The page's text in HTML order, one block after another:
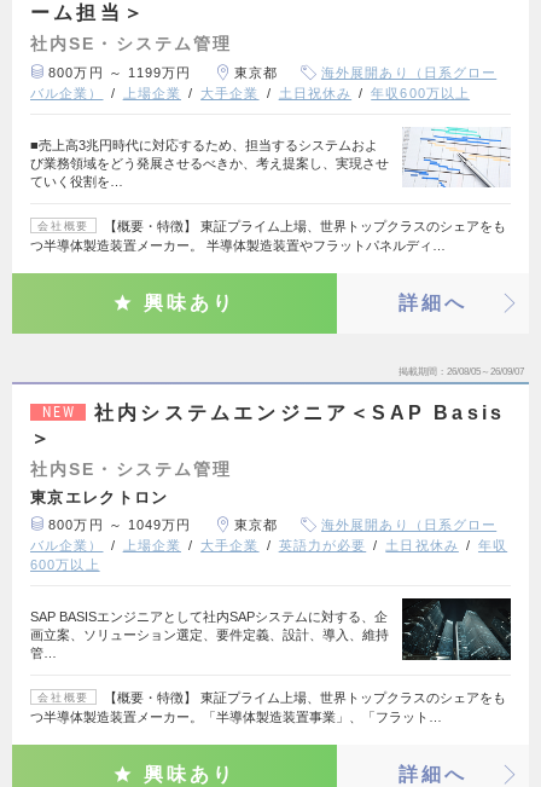
ーム担当＞
社内SE・システム管理
800万円 ～ 1199万円 東京都
海外展開あり（日系グロー
バル企業）
上場企業 大手企業 土日祝休み 年収600万以上
■売上高3兆円時代に対応するため、担当するシステムおよ
び業務領域をどう発展させるべきか、考え提案し、実現させ
ていく役割を…
会社概要
【概要・特徴】 東証プライム上場、世界トップクラスのシェアをも
つ半導体製造装置メーカー。 半導体製造装置やフラットパネルディ…
興味あり 詳細へ
掲載期間 26/08/05～26/09/07
NEW
社内システムエンジニア＜SAP Basis
＞
社内SE・システム管理
東京エレクトロン
800万円 ～ 1049万円 東京都
海外展開あり（日系グロー
バル企業）
上場企業 大手企業 英語力が必要 土日祝休み
年収
600万以上
SAP BASISエンジニアとして社内SAPシステムに対する、企
画立案、ソリューション選定、要件定義、設計、導入、維持
管…
会社概要
【概要・特徴】 東証プライム上場、世界トップクラスのシェアをも
つ半導体製造装置メーカー。「半導体製造装置事業」、「フラット…
興味あり 詳細へ